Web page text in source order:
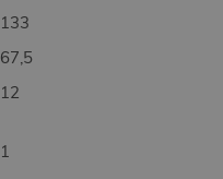
133
67,5
12
1